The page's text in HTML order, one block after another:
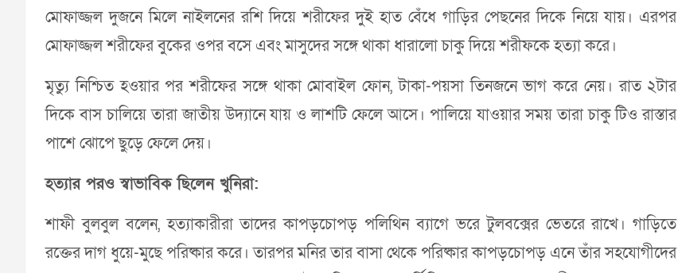
মোফাজ্জল দুজনে মিলে নাইলনের রশি দিয়ে শরীফের দুই হাত বেঁধে গাড়ির পেছনের দিকে নিয়ে যায়। এরপর
মোফাজ্জল শরীফের বুকের ওপর বসে এবং মাসুদের সঙ্গে থাকা ধারালো চাকু দিয়ে শরীফকে হত্যা করে।
মৃত্যু নিশ্চিত হওয়ার পর শরীফের সঙ্গে থাকা মোবাইল ফোন, টাকা-পয়সা তিনজনে ভাগ করে নেয়। রাত ২টার
দিকে বাস চালিয়ে তারা জাতীয় উদ্যানে যায় ও লাশটি ফেলে আসে। পালিয়ে যাওয়ার সময় তারা চাকু টিও রাস্তার
পাশে ঝোপে ছুড়ে ফেলে দেয়।
হত্যার পরও স্বাভাবিক ছিলেন খুনিরা:
শাফী বুলবুল বলেন, হত্যাকারীরা তাদের কাপড়চোপড় পলিথিন ব্যাগে ভরে টুলবক্সের ভেতরে রাখে। গাড়িতে
রক্তের দাগ ধুয়ে-মুছে পরিষ্কার করে। তারপর মনির তার বাসা থেকে পরিষ্কার কাপড়চোপড় এনে তাঁর সহযোগীদের